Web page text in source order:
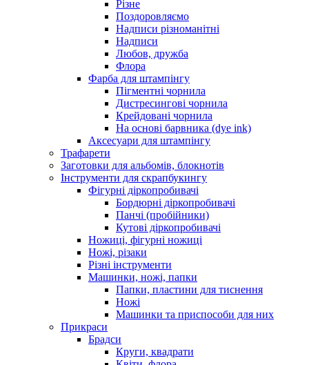
Різне
Поздоровляємо
Надписи різноманітні
Надписи
Любов, дружба
Флора
Фарба для штампінгу
Пігментні чорнила
Дистресингові чорнила
Крейдовані чорнила
На основі барвника (dye ink)
Аксесуари для штампінгу
Трафарети
Заготовки для альбомів, блокнотів
Інструменти для скрапбукингу
Фігурні діркопробивачі
Бордюрні діркопробивачі
Панчі (пробійники)
Кутові діркопробивачі
Ножиці, фігурні ножиці
Ножі, різаки
Різні інструменти
Машинки, ножі, папки
Папки, пластини для тиснення
Ножі
Машинки та приспособи для них
Прикраси
Брадси
Круги, квадрати